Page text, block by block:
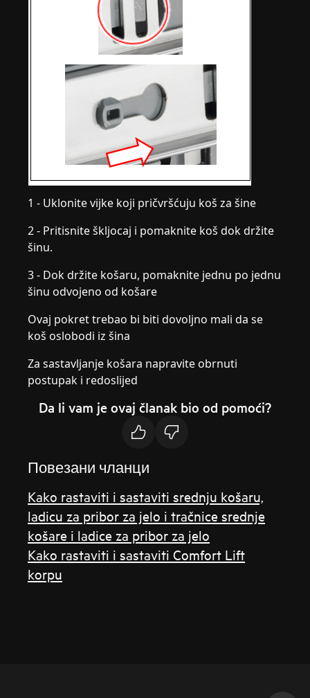
1 - Uklonite vijke koji pričvršćuju koš za šine
2 - Pritisnite škljocaj i pomaknite koš dok držite
šinu.
3 - Dok držite košaru, pomaknite jednu po jednu
šinu odvojeno od košare
Ovaj pokret trebao bi biti dovoljno mali da se
koš oslobodi iz šina
Za sastavljanje košara napravite obrnuti
postupak i redoslijed
Da li vam je ovaj članak bio od pomoći?
Повезани чланци
Kako rastaviti i sastaviti srednju košaru,
ladicu za pribor za jelo i tračnice srednje
košare i ladice za pribor za jelo
Kako rastaviti i sastaviti Comfort Lift
korpu